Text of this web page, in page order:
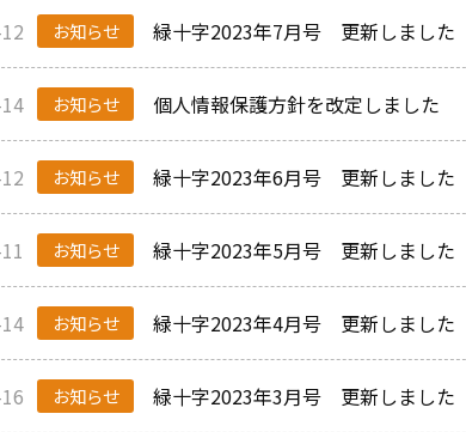
お知らせ 緑十字2023年7月号 更新しました
お知らせ 個人情報保護方針を改定しました
お知らせ 緑十字2023年6月号 更新しました
お知らせ 緑十字2023年5月号 更新しました
お知らせ 緑十字2023年4月号 更新しました
お知らせ 緑十字2023年3月号 更新しました